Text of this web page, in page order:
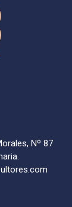
Nº 87